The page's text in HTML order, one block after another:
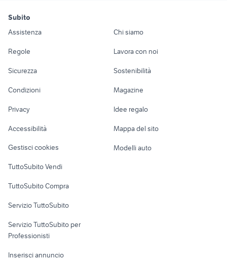
Terreni e rustici
Garage e box
Loft, mansarde e
Informatica
Console e
Subito
Assistenza
Regole
Sicurezza
Condizioni
Privacy
Accessibilità
Gestisci cookies
TuttoSubito Vendi
TuttoSubito Compra
Servizio TuttoSubito
Servizio TuttoSubito per
Professionisti
Inserisci annuncio
Chi siamo
Lavora con noi
Sostenibilità
Magazine
Idee regalo
Mappa del sito
Modelli auto